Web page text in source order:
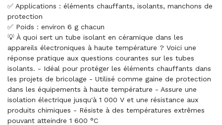
✅ Applications : éléments chauffants, isolants, manchons de
protection
✅ Poids : environ 6 g chacun
💡 À quoi sert un tube isolant en céramique dans les
appareils électroniques à haute température ? Voici une
réponse pratique aux questions courantes sur les tubes
isolants. - Idéal pour protéger les éléments chauffants dans
les projets de bricolage - Utilisé comme gaine de protection
dans les équipements à haute température - Assure une
isolation électrique jusqu'à 1 000 V et une résistance aux
produits chimiques - Résiste à des températures extrêmes
pouvant atteindre 1 600 °C